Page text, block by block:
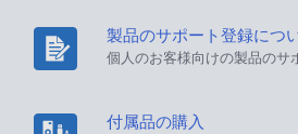
製品のサポート登録につ
個人のお客様向けの製品のサ
付属品の購入